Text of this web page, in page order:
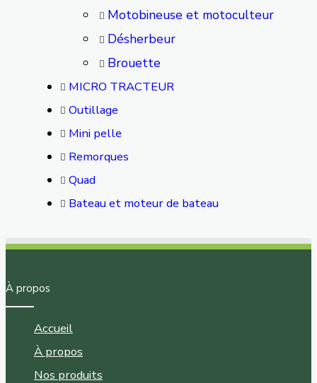
Motobineuse et motoculteur
Désherbeur
Brouette
MICRO TRACTEUR
Outillage
Mini pelle
Remorques
Quad
Bateau et moteur de bateau
À propos
Accueil
À propos
Nos produits